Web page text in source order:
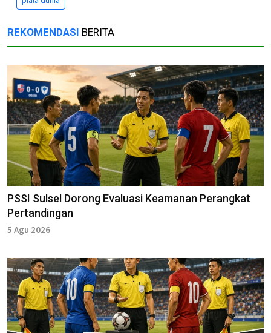
REKOMENDASI BERITA
PSSI Sulsel Dorong Evaluasi Keamanan Perangkat
Pertandingan
5 Agu 2026